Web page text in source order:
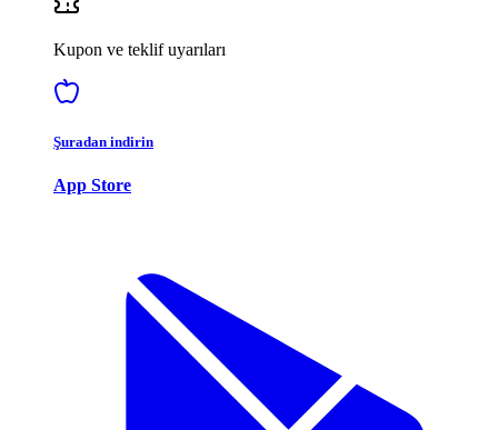
Kupon ve teklif uyarıları
Şuradan indirin
App Store